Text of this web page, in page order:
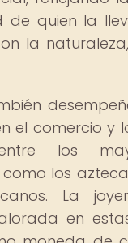
de quien la
la
el comercio y
entre los
como los
La
en